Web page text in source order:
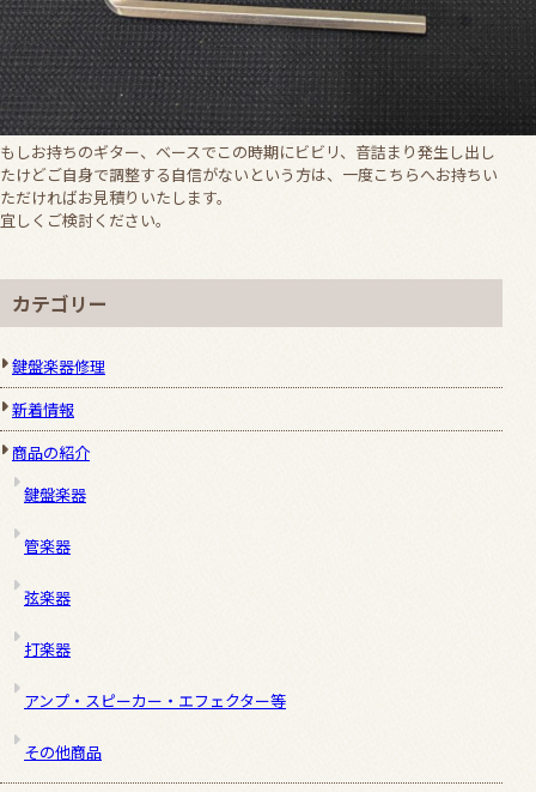
もしお持ちのギター、ベースでこの時期にビビリ、音詰まり発生し出し
たけどご自身で調整する自信がないという方は、一度こちらへお持ちい
ただければお見積りいたします。
宜しくご検討ください。
カテゴリー
鍵盤楽器修理
新着情報
商品の紹介
鍵盤楽器
管楽器
弦楽器
打楽器
アンプ・スピーカー・エフェクター等
その他商品